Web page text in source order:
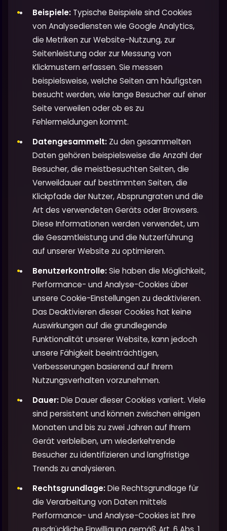
Beispiele: Typische Beispiele sind Cookies
von Analysediensten wie Google Analytics,
die Metriken zur Website-Nutzung, zur
Seitenleistung oder zur Messung von
Klickmustern erfassen. Sie messen
beispielsweise, welche Seiten am häufigsten
besucht werden, wie lange Besucher auf einer
Seite verweilen oder ob es zu
Fehlermeldungen kommt.
Datengesammelt: Zu den gesammelten
Daten gehören beispielsweise die Anzahl der
Besucher, die meistbesuchten Seiten, die
Verweildauer auf bestimmten Seiten, die
Klickpfade der Nutzer, Absprungraten und die
Art des verwendeten Geräts oder Browsers.
Diese Informationen werden verwendet, um
die Gesamtleistung und die Nutzerführung
auf unserer Website zu optimieren.
Benutzerkontrolle:Sie haben die Möglichkeit,
Performance- und Analyse-Cookies über
unsere Cookie-Einstellungen zu deaktivieren.
Das Deaktivieren dieser Cookies hat keine
Auswirkungen auf die grundlegende
Funktionalität unserer Website, kann jedoch
unsere Fähigkeit beeinträchtigen,
Verbesserungen basierend auf Ihrem
Nutzungsverhalten vorzunehmen.
Dauer:Die Dauer dieser Cookies variiert. Viele
sind persistent und können zwischen einigen
Monaten und bis zu zwei Jahren auf Ihrem
Gerät verbleiben, um wiederkehrende
Besucher zu identifizieren und langfristige
Trends zu analysieren.
Rechtsgrundlage:Die Rechtsgrundlage für
die Verarbeitung von Daten mittels
Performance- und Analyse-Cookies ist Ihre